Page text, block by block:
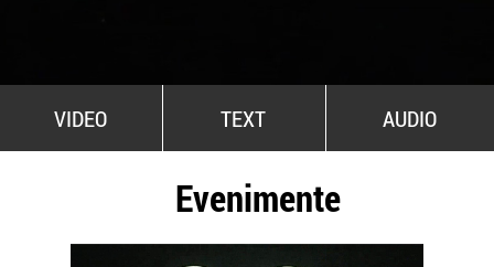
VIDEO TEXT AUDIO
Evenimente